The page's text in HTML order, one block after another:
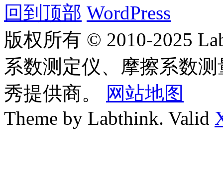
回到顶部 WordPress
版权所有 © 2010-2025
系数测定仪、摩擦系数
秀提供商。
网站地图
Theme by Labthink. Valid